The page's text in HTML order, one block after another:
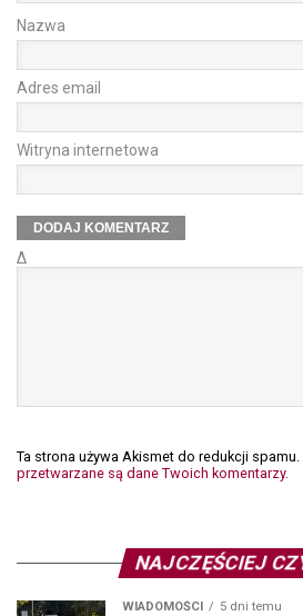
Nazwa
Adres email
Witryna internetowa
Δ
Ta strona używa Akismet do redukcji spamu.
przetwarzane są dane Twoich komentarzy.
NAJCZĘŚCIEJ
WIADOMOŚCI 5 dni temu